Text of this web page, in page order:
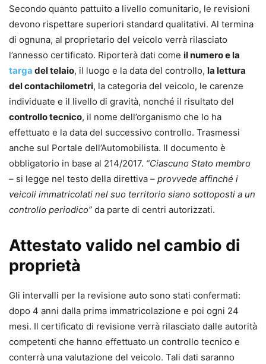
Secondo quanto pattuito a livello comunitario, le revisioni
devono rispettare superiori standard qualitativi. Al termina
di ognuna, al proprietario del veicolo verrà rilasciato
l’annesso certificato. Riporterà dati come il numero e la
targa del telaio, il luogo e la data del controllo, la lettura
del contachilometri, la categoria del veicolo, le carenze
individuate e il livello di gravità, nonché il risultato del
controllo tecnico, il nome dell’organismo che lo ha
effettuato e la data del successivo controllo. Trasmessi
anche sul Portale dell’Automobilista. Il documento è
obbligatorio in base al 214/2017. “Ciascuno Stato membro
– si legge nel testo della direttiva – provvede affinché i
veicoli immatricolati nel suo territorio siano sottoposti a un
controllo periodico” da parte di centri autorizzati.
Attestato valido nel cambio di
proprietà
Gli intervalli per la revisione auto sono stati confermati:
dopo 4 anni dalla prima immatricolazione e poi ogni 24
mesi. Il certificato di revisione verrà rilasciato dalle autorità
competenti che hanno effettuato un controllo tecnico e
conterrà una valutazione del veicolo. Tali dati saranno